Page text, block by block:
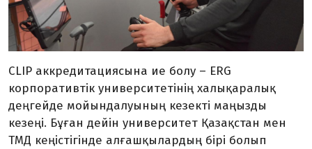
CLIP аккредитациясына ие болу – ERG
корпоративтік университетінің халықаралық
деңгейде мойындалуының кезекті маңызды
кезеңі. Бұған дейін университет Қазақстан мен
ТМД кеңістігінде алғашқылардың бірі болып